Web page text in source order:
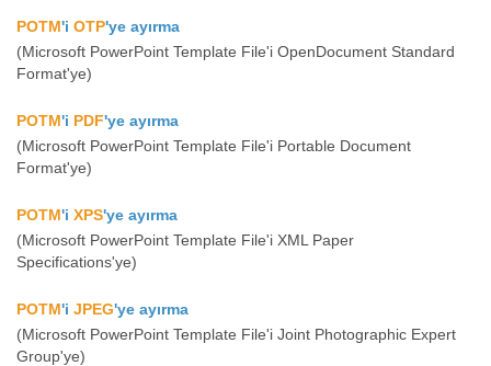
POTM'i OTP'ye ayırma
(Microsoft PowerPoint Template File'i OpenDocument Standard
Format'ye)
POTM'i PDF'ye ayırma
(Microsoft PowerPoint Template File'i Portable Document
Format'ye)
POTM'i XPS'ye ayırma
(Microsoft PowerPoint Template File'i XML Paper
Specifications'ye)
POTM'i JPEG'ye ayırma
(Microsoft PowerPoint Template File'i Joint Photographic Expert
Group'ye)